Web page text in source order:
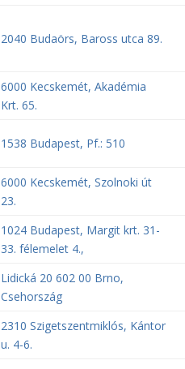
2040 Budaörs, Baross utca 89.
6000 Kecskemét, Akadémia
Krt. 65.
1538 Budapest, Pf.: 510
6000 Kecskemét, Szolnoki út
23.
1024 Budapest, Margit krt. 31-
33. félemelet 4.,
Lidická 20 602 00 Brno,
Csehország
2310 Szigetszentmiklós, Kántor
u. 4-6.